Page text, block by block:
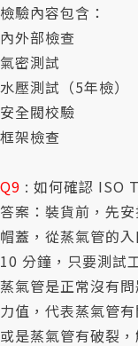
檢驗內容包含：
內外部檢查
氣密測試
水壓測試（5年檢）
安全閥校驗
框架檢查
Q9 : 如何確認 ISO
答案：裝貨前，先
帽蓋，從蒸氣管的
10 分鐘，只要測試
蒸氣管是正常沒有
力值，代表蒸氣管
或是蒸氣管有破裂